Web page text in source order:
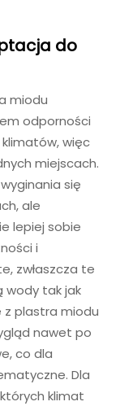
do
miodu
odporności
więc
miejscach.
się
ale
lepiej sobie
i
zwłaszcza te
wody tak jak
z plastra miodu
nawet po
co dla
Dla
klimat